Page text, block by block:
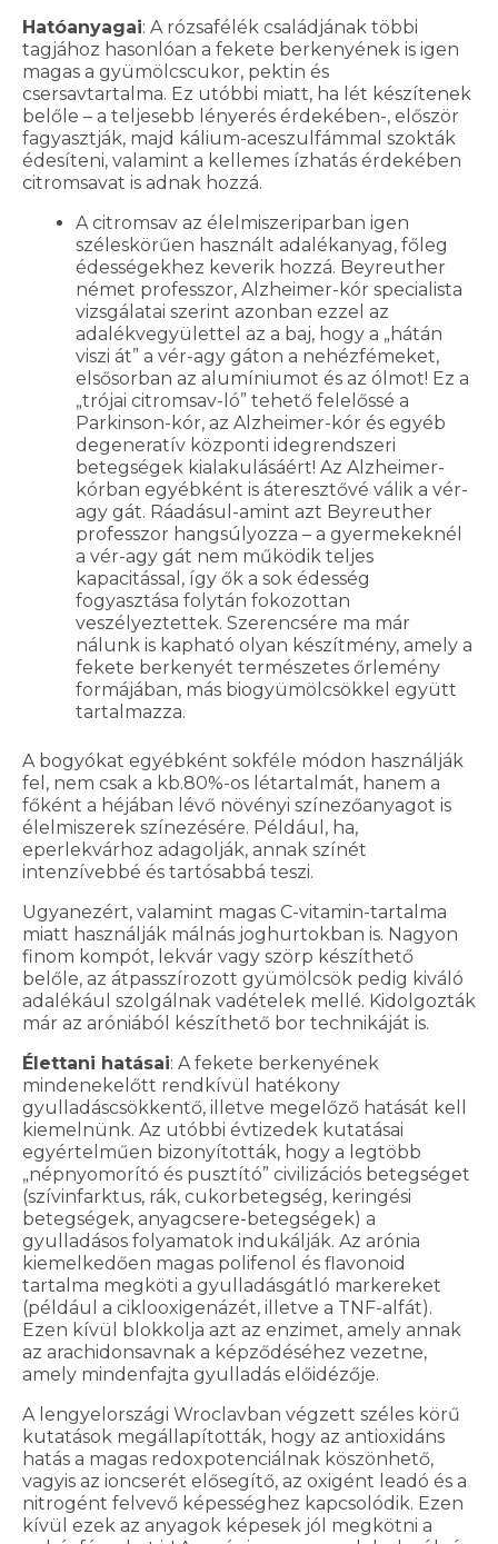
Hatóanyagai: A rózsafélék családjának többi
tagjához hasonlóan a fekete berkenyének is igen
magas a gyümölcscukor, pektin és
csersavtartalma. Ez utóbbi miatt, ha lét készítenek
belőle – a teljesebb lényerés érdekében-, először
fagyasztják, majd kálium-aceszulfámmal szokták
édesíteni, valamint a kellemes ízhatás érdekében
citromsavat is adnak hozzá.
A citromsav az élelmiszeriparban igen
széleskörűen használt adalékanyag, főleg
édességekhez keverik hozzá. Beyreuther
német professzor, Alzheimer-kór specialista
vizsgálatai szerint azonban ezzel az
adalékvegyülettel az a baj, hogy a „hátán
viszi át” a vér-agy gáton a nehézfémeket,
elsősorban az alumíniumot és az ólmot! Ez a
„trójai citromsav-ló” tehető felelőssé a
Parkinson-kór, az Alzheimer-kór és egyéb
degeneratív központi idegrendszeri
betegségek kialakulásáért! Az Alzheimer-
kórban egyébként is áteresztővé válik a vér-
agy gát. Ráadásul-amint azt Beyreuther
professzor hangsúlyozza – a gyermekeknél
a vér-agy gát nem működik teljes
kapacitással, így ők a sok édesség
fogyasztása folytán fokozottan
veszélyeztettek. Szerencsére ma már
nálunk is kapható olyan készítmény, amely a
fekete berkenyét természetes őrlemény
formájában, más biogyümölcsökkel együtt
tartalmazza.
A bogyókat egyébként sokféle módon használják
fel, nem csak a kb.80%-os létartalmát, hanem a
főként a héjában lévő növényi színezőanyagot is
élelmiszerek színezésére. Például, ha,
eperlekvárhoz adagolják, annak színét
intenzívebbé és tartósabbá teszi.
Ugyanezért, valamint magas C-vitamin-tartalma
miatt használják málnás joghurtokban is. Nagyon
finom kompót, lekvár vagy szörp készíthető
belőle, az átpasszírozott gyümölcsök pedig kiváló
adalékául szolgálnak vadételek mellé. Kidolgozták
már az aróniából készíthető bor technikáját is.
Élettani hatásai: A fekete berkenyének
mindenekelőtt rendkívül hatékony
gyulladáscsökkentő, illetve megelőző hatását kell
kiemelnünk. Az utóbbi évtizedek kutatásai
egyértelműen bizonyították, hogy a legtöbb
„népnyomorító és pusztító” civilizációs betegséget
(szívinfarktus, rák, cukorbetegség, keringési
betegségek, anyagcsere-betegségek) a
gyulladásos folyamatok indukálják. Az arónia
kiemelkedően magas polifenol és flavonoid
tartalma megköti a gyulladásgátló markereket
(például a ciklooxigenázét, illetve a TNF-alfát).
Ezen kívül blokkolja azt az enzimet, amely annak
az arachidonsavnak a képződéséhez vezetne,
amely mindenfajta gyulladás előidézője.
A lengyelországi Wroclavban végzett széles körű
kutatások megállapították, hogy az antioxidáns
hatás a magas redoxpotenciálnak köszönhető,
vagyis az ioncserét elősegítő, az oxigént leadó és a
nitrogént felvevő képességhez kapcsolódik. Ezen
kívül ezek az anyagok képesek jól megkötni a